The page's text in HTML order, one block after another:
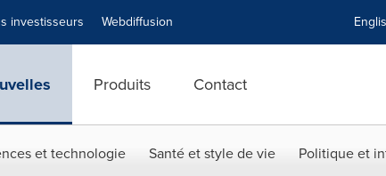
investisseurs Webdiffusion
Produits Contact
et technologie Santé et style de vie Politique et